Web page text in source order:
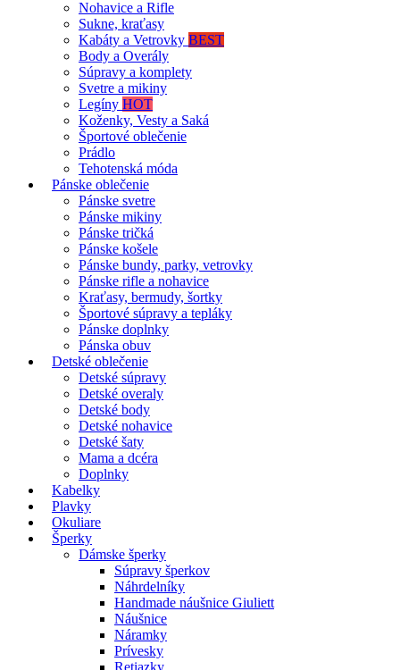
Nohavice a Rifle
Sukne, kraťasy
Kabáty a Vetrovky BEST
Body a Overály
Súpravy a komplety
Svetre a mikiny
Legíny HOT
Koženky, Vesty a Saká
Športové oblečenie
Prádlo
Tehotenská móda
Pánske oblečenie
Pánske svetre
Pánske mikiny
Pánske tričká
Pánske košele
Pánske bundy, parky, vetrovky
Pánske rifle a nohavice
Kraťasy, bermudy, šortky
Športové súpravy a tepláky
Pánske doplnky
Pánska obuv
Detské oblečenie
Detské súpravy
Detské overaly
Detské body
Detské nohavice
Detské šaty
Mama a dcéra
Doplnky
Kabelky
Plavky
Okuliare
Šperky
Dámske šperky
Súpravy šperkov
Náhrdelníky
Handmade náušnice Giuliett
Náušnice
Náramky
Prívesky
Retiazky